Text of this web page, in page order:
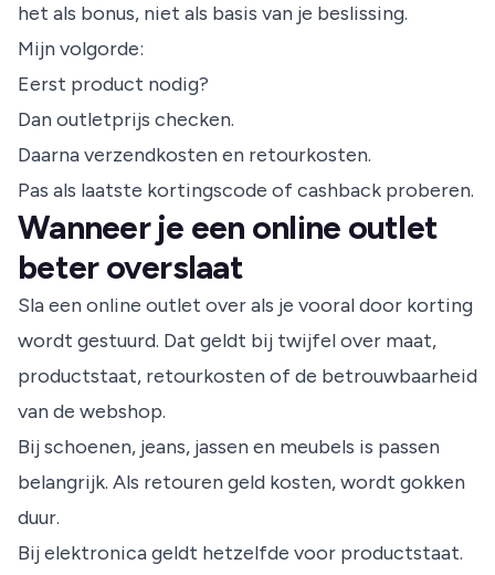
het als bonus, niet als basis van je beslissing.
Mijn volgorde:
Eerst product nodig?
Dan outletprijs checken.
Daarna verzendkosten en retourkosten.
Pas als laatste kortingscode of cashback proberen.
Wanneer je een online outlet
beter overslaat
Sla een online outlet over als je vooral door korting
wordt gestuurd. Dat geldt bij twijfel over maat,
productstaat, retourkosten of de betrouwbaarheid
van de webshop.
Bij schoenen, jeans, jassen en meubels is passen
belangrijk. Als retouren geld kosten, wordt gokken
duur.
Bij elektronica geldt hetzelfde voor productstaat.